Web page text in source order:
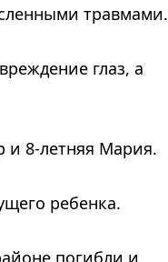
травмами.
глаз, а
и 8-летняя Мария.
ребенка.
погибли и